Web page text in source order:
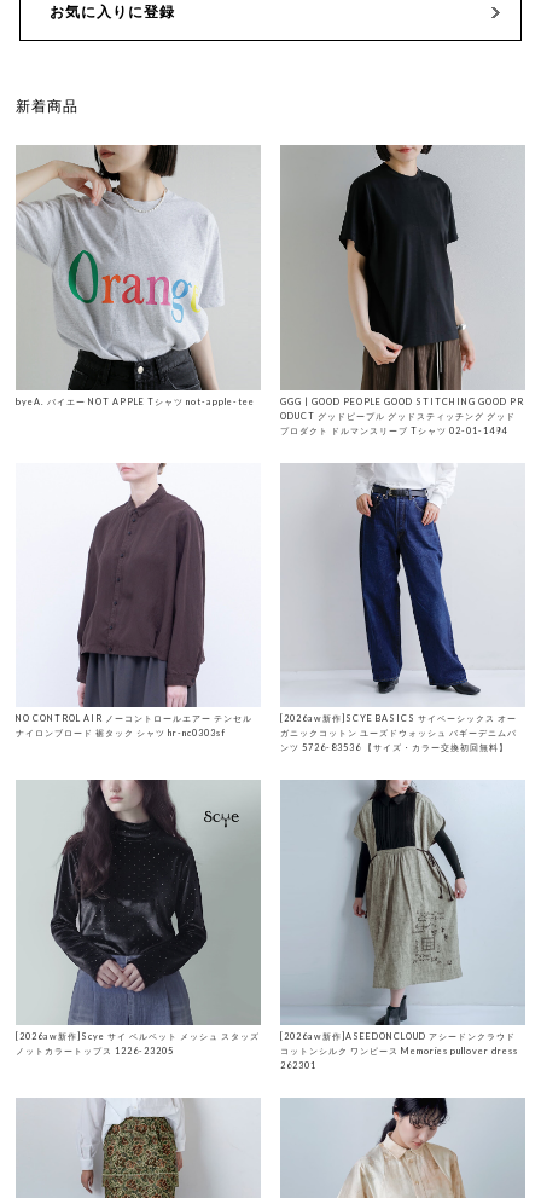
お気に入りに登録
新着商品
byeA. バイエー NOT APPLE Tシャツ not-apple-tee
GGG | GOOD PEOPLE GOOD STITCHING GOOD PR
ODUCT グッドピープル グッドスティッチング グッド
プロダクト ドルマンスリーブ Tシャツ 02-01-1494
NO CONTROL AIR ノーコントロールエアー テンセル
ナイロンブロード 裾タック シャツ hr-nc0303sf
[2026aw新作]SCYE BASICS サイベーシックス オー
ガニックコットン ユーズドウォッシュ バギーデニムパ
ンツ 5726-83536 【サイズ・カラー交換初回無料】
[2026aw新作]Scye サイ ベルベット メッシュ スタッズ
ノットカラートップス 1226-23205
[2026aw新作]ASEEDONCLOUD アシードンクラウド
コットンシルク ワンピース Memories pullover dress
262301